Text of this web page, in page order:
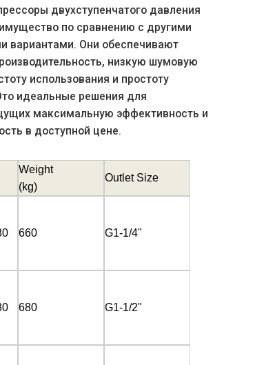
двухступенчатого давления
по сравнению с другими
вариантами. Они обеспечивают
низкую шумовую
использования и простоту
идеальные решения для
максимальную эффективность и
в доступной цене.
Weight
(kg)
Outlet Size
660 G1-1/4"
680 G1-1/2"